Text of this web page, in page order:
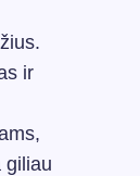
ir
giliau